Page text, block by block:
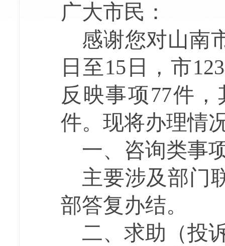
广大市民：
感谢您对山南
日至15 日，市
反映事项77件，
件。现将办理情
一、咨询类事
主要涉及部门
部答复办结。
二、求助 （投